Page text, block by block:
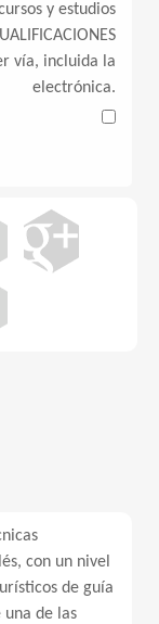
y estudios
vía, incluida la
electrónica.
con un nivel
de guía
de las